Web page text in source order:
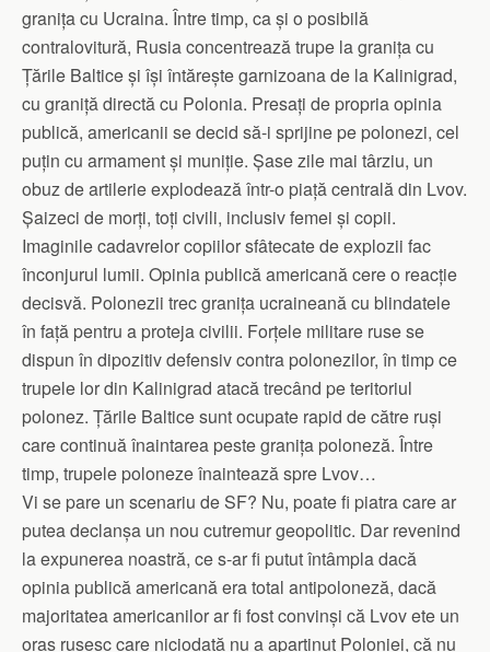
granița cu Ucraina. Între timp, ca și o posibilă
contralovitură, Rusia concentrează trupe la granița cu
Țările Baltice și își întărește garnizoana de la Kalinigrad,
cu graniță directă cu Polonia. Presați de propria opinia
publică, americanii se decid să-i sprijine pe polonezi, cel
puțin cu armament și muniție. Șase zile mai târziu, un
obuz de artilerie explodează într-o piață centrală din Lvov.
Șaizeci de morți, toți civili, inclusiv femei și copii.
Imaginile cadavrelor copiilor sfâtecate de explozii fac
înconjurul lumii. Opinia publică americană cere o reacție
decisvă. Polonezii trec granița ucraineană cu blindatele
în față pentru a proteja civilii. Forțele militare ruse se
dispun în dipozitiv defensiv contra polonezilor, în timp ce
trupele lor din Kalinigrad atacă trecând pe teritoriul
polonez. Țările Baltice sunt ocupate rapid de către ruși
care continuă înaintarea peste granița poloneză. Între
timp, trupele poloneze înaintează spre Lvov…
Vi se pare un scenariu de SF? Nu, poate fi piatra care ar
putea declanșa un nou cutremur geopolitic. Dar revenind
la expunerea noastră, ce s-ar fi putut întâmpla dacă
opinia publică americană era total antipoloneză, dacă
majoritatea americanilor ar fi fost convinși că Lvov ete un
oraș rusesc care niciodată nu a aparținut Poloniei, că nu